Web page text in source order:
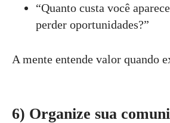
“Quanto custa você
perder oportunidades?”
A mente entende valor quando
6) Organize sua